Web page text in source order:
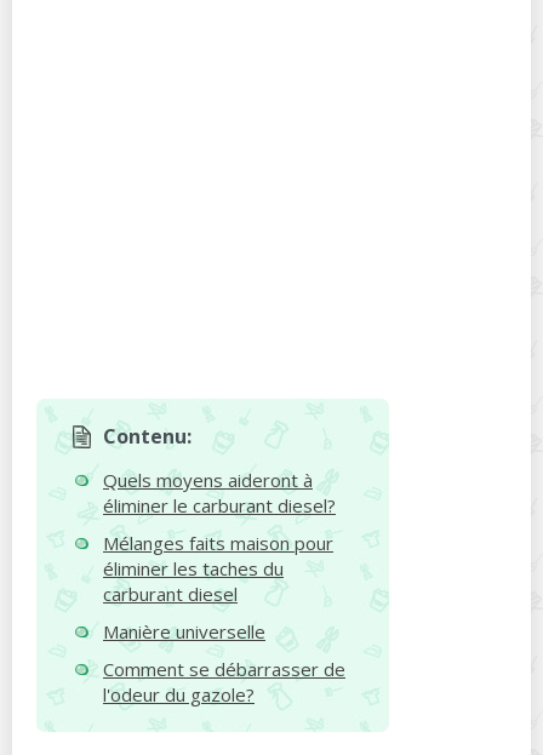
Contenu:
Quels moyens aideront à
éliminer le carburant diesel?
Mélanges faits maison pour
éliminer les taches du
carburant diesel
Manière universelle
Comment se débarrasser de
l'odeur du gazole?